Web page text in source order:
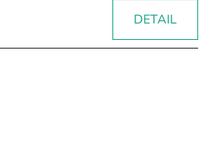
DETAIL